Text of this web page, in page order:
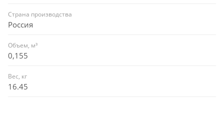
Страна производства
Россия
Объем, м³
0,155
Вес, кг
16.45